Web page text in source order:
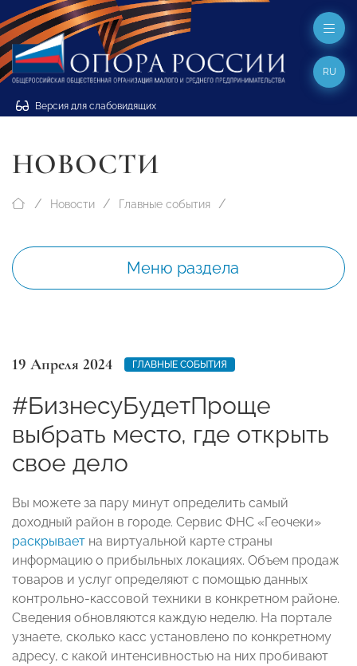
Версия для слабовидящих
RU
НОВОСТИ
Новости Главные события
Меню раздела
19 Апреля 2024 ГЛАВНЫЕ СОБЫТИЯ
#БизнесуБудетПроще
выбрать место, где открыть
свое дело
Вы можете за пару минут определить самый
доходный район в городе. Сервис ФНС «Геочеки»
раскрывает на виртуальной карте страны
информацию о прибыльных локациях. Объем продаж
товаров и услуг определяют с помощью данных
контрольно-кассовой техники в конкретном районе.
Сведения обновляются каждую неделю. На портале
узнаете, сколько касс установлено по конкретному
адресу, с какой интенсивностью на них пробивают